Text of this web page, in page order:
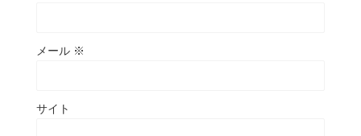
メール ※
サイト